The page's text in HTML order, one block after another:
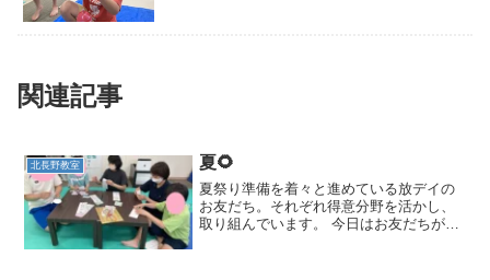
関連記事
北長野教室 夏🌻
夏祭り準備を着々と進めている放デイの
お友だち。それぞれ得意分野を活かし、
取り組んでいます。 今日はお友だちが作